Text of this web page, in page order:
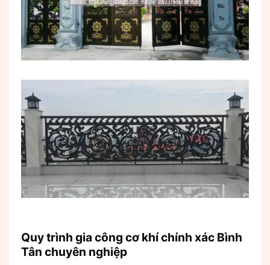
Quy trình gia công cơ khí chính xác Bình
Tân chuyên nghiệp